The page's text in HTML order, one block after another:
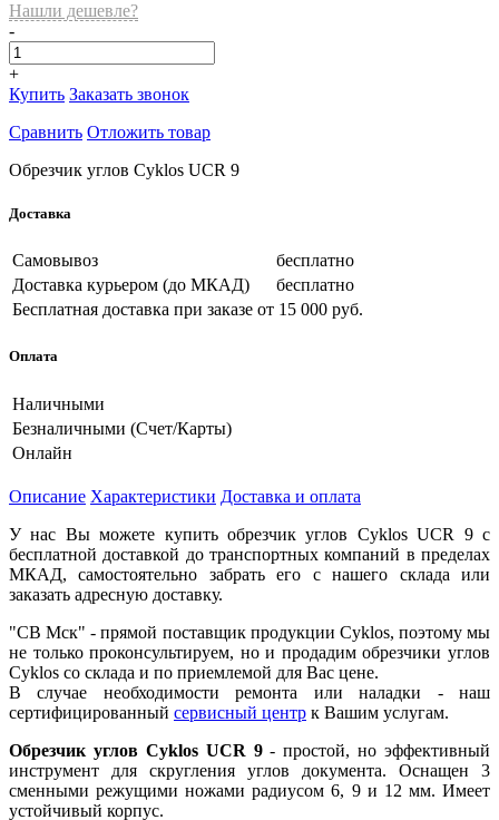
Нашли дешевле?
-
+
Купить Заказать звонок
Сравнить Отложить товар
Обрезчик углов Cyklos UCR 9
Доставка
Самовывоз
бесплатно
Доставка курьером (до МКАД)
бесплатно
Бесплатная доставка при заказе от 15 000 руб.
Оплата
Наличными
Безналичными (Счет/Карты)
Онлайн
Описание Характеристики Доставка и оплата
У нас Вы можете купить обрезчик углов Cyklos UCR 9 с
бесплатной доставкой до транспортных компаний в пределах
МКАД, самостоятельно забрать его с нашего склада или
заказать адресную доставку.
"СВ Мск" - прямой поставщик продукции Cyklos, поэтому мы
не только проконсультируем, но и продадим обрезчики углов
Cyklos со склада и по приемлемой для Вас цене.
В случае необходимости ремонта или наладки - наш
сертифицированный сервисный центр к Вашим услугам.
Обрезчик углов Cyklos UCR 9- простой, но эффективный
инструмент для скругления углов документа. Оснащен 3
сменными режущими ножами радиусом 6, 9 и 12 мм. Имеет
устойчивый корпус.